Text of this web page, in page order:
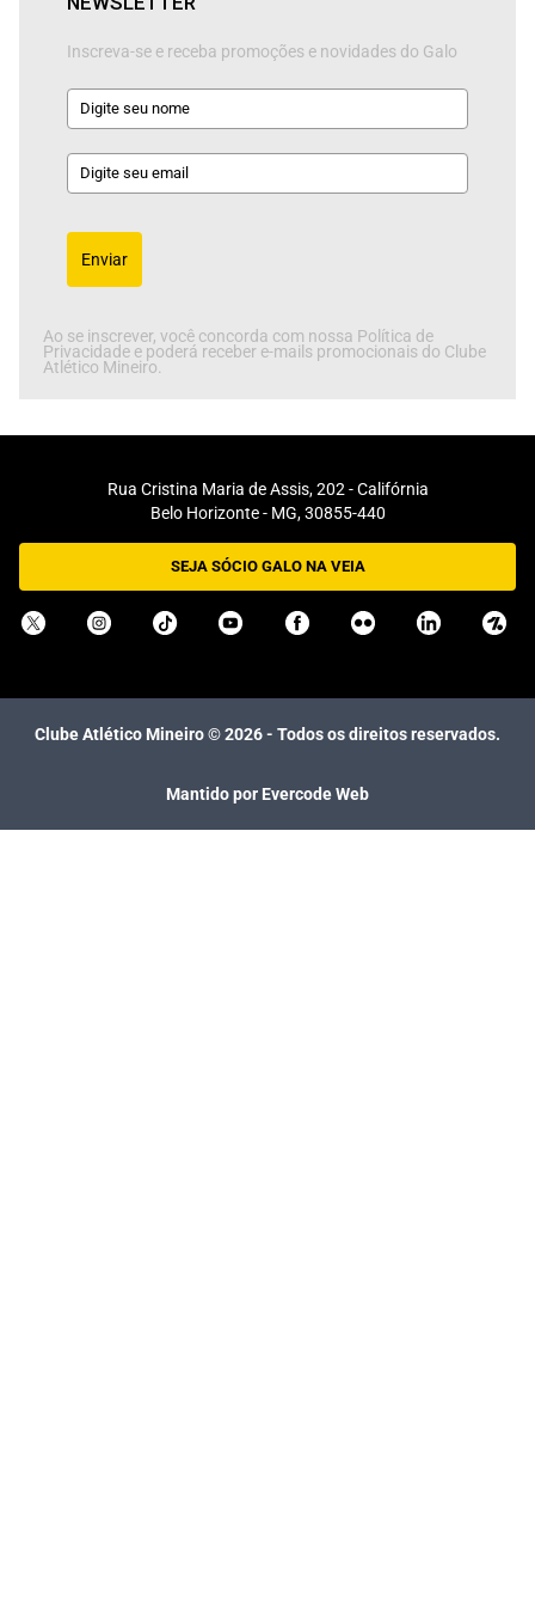
Inscreva-se e receba promoções e novidades do Galo
Enviar
Ao se inscrever, você concorda com nossa Política de
Privacidade e poderá receber e-mails promocionais do Clube
Atlético Mineiro.
Rua Cristina Maria de Assis, 202 - Califórnia
Belo Horizonte - MG, 30855-440
SEJA SÓCIO GALO NA VEIA
Clube Atlético Mineiro ©2026- Todos os direitos reservados.
Mantido por Evercode Web